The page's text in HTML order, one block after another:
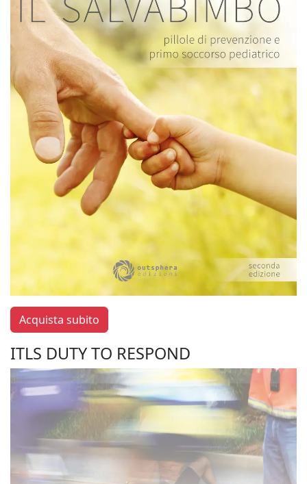
Acquista subito
ITLS DUTY TO RESPOND